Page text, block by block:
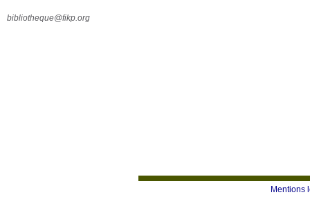
Mentions
bibliotheque@fikp.org